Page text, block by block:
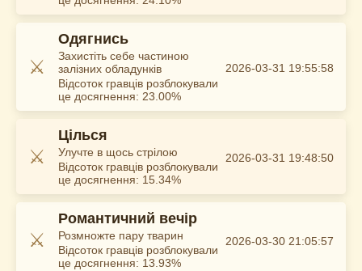
⚔️
Одягнись
Захистіть себе частиною
залізних обладунків
Відсоток гравців розблокували
це досягнення: 23.00%
2026-03-31 19:55:58
⚔️
Цілься
Улучте в щось стрілою
Відсоток гравців розблокували
це досягнення: 15.34%
2026-03-31 19:48:50
⚔️
Романтичний вечір
Розмножте пару тварин
Відсоток гравців розблокували
це досягнення: 13.93%
2026-03-30 21:05:57